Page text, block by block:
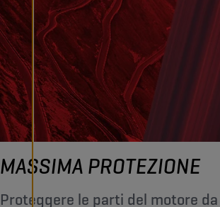
MASSIMA PROTEZIONE
Proteggere le parti del motore da